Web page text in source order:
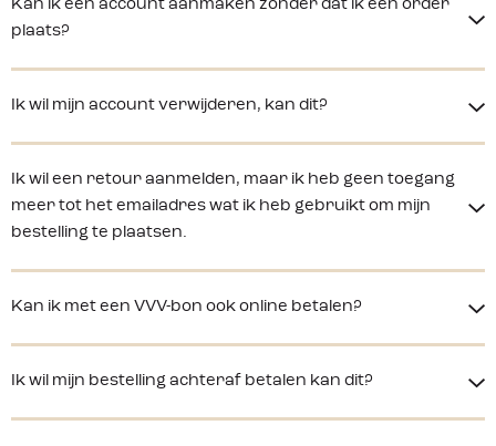
Kan ik een account aanmaken zonder dat ik een order
plaats?
Ik wil mijn account verwijderen, kan dit?
Ik wil een retour aanmelden, maar ik heb geen toegang
meer tot het emailadres wat ik heb gebruikt om mijn
bestelling te plaatsen.
Kan ik met een VVV-bon ook online betalen?
Ik wil mijn bestelling achteraf betalen kan dit?